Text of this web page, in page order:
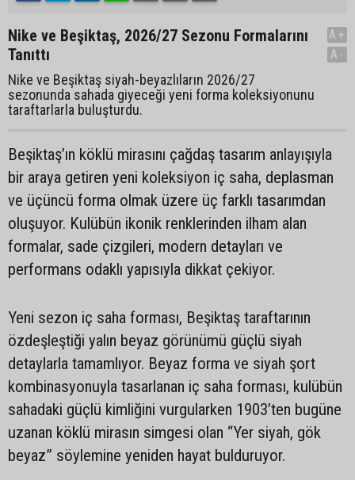
Nike ve Beşiktaş, 2026/27 Sezonu Formalarını
Tanıttı
Nike ve Beşiktaş siyah-beyazlıların 2026/27
sezonunda sahada giyeceği yeni forma koleksiyonunu
taraftarlarla buluşturdu.
A+
A-
Beşiktaş’ın köklü mirasını çağdaş tasarım anlayışıyla
bir araya getiren yeni koleksiyon iç saha, deplasman
ve üçüncü forma olmak üzere üç farklı tasarımdan
oluşuyor. Kulübün ikonik renklerinden ilham alan
formalar, sade çizgileri, modern detayları ve
performans odaklı yapısıyla dikkat çekiyor.
Yeni sezon iç saha forması, Beşiktaş taraftarının
özdeşleştiği yalın beyaz görünümü güçlü siyah
detaylarla tamamlıyor. Beyaz forma ve siyah şort
kombinasyonuyla tasarlanan iç saha forması, kulübün
sahadaki güçlü kimliğini vurgularken 1903’ten bugüne
uzanan köklü mirasın simgesi olan “Yer siyah, gök
beyaz” söylemine yeniden hayat bulduruyor.